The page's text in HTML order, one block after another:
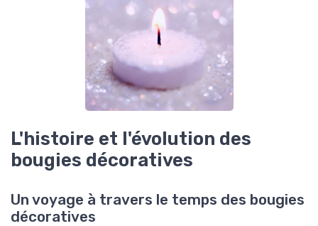
L'histoire et l'évolution des
bougies décoratives
Un voyage à travers le temps des bougies
décoratives